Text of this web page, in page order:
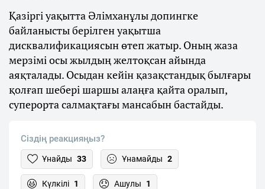
Қазіргі уақытта Әлімханұлы допингке
байланысты берілген уақытша
дисквалификациясын өтеп жатыр. Оның жаза
мерзімі осы жылдың желтоқсан айында
аяқталады. Осыдан кейін қазақстандық былғары
қолғап шебері шаршы алаңға қайта оралып,
суперорта салмақтағы мансабын бастайды.
Сіздің реакцияңыз?
Ұнайды 33 Ұнамайды 2
Күлкілі 1 Ашулы 1